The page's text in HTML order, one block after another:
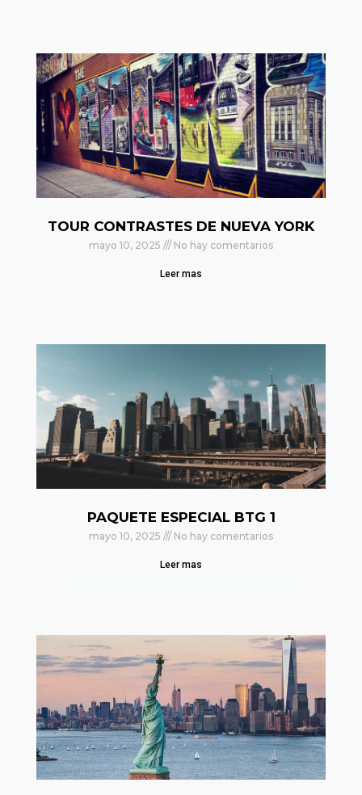
TOUR CONTRASTES DE NUEVA YORK
mayo 10, 2025 No hay comentarios
Leer mas
PAQUETE ESPECIAL BTG 1
mayo 10, 2025 No hay comentarios
Leer mas